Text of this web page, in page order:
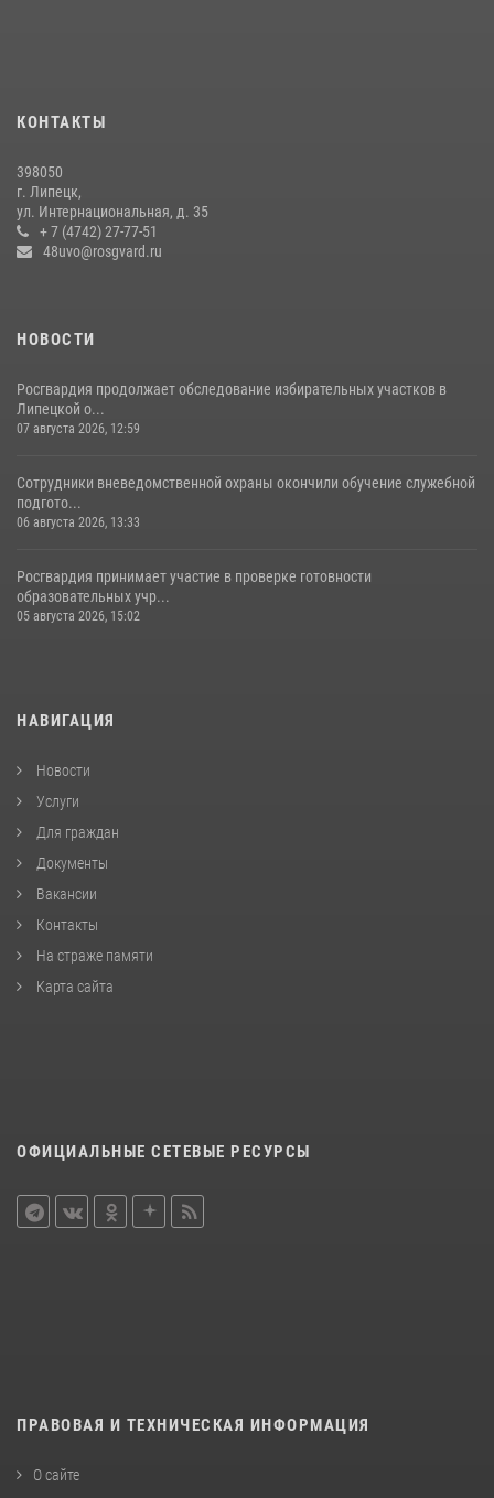
профессиональной подготовки
КОНТАКТЫ
398050
г. Липецк,
ул. Интернациональная, д. 35
+ 7 (4742) 27-77-51
48uvo@rosgvard.ru
НОВОСТИ
Росгвардия продолжает обследование избирательных участков в
Липецкой о...
07 августа 2026, 12:59
Сотрудники вневедомственной охраны окончили обучение служебной
подгото...
06 августа 2026, 13:33
Росгвардия принимает участие в проверке готовности
образовательных учр...
05 августа 2026, 15:02
НАВИГАЦИЯ
Новости
Услуги
Для граждан
Документы
Вакансии
Контакты
На страже памяти
Карта сайта
ОФИЦИАЛЬНЫЕ СЕТЕВЫЕ РЕСУРСЫ
ПРАВОВАЯ И ТЕХНИЧЕСКАЯ ИНФОРМАЦИЯ
О сайте